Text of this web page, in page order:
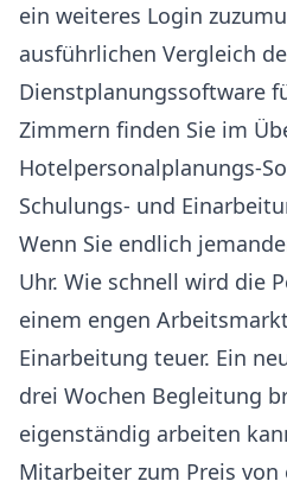
ein weiteres Login
ausführlichen Vergleich
Dienstplanungssoftware
Zimmern finden Sie im
Hotelpersonalplanungs-
Schulungs- und
Wenn Sie endlich
Uhr. Wie schnell wird die
einem engen
Einarbeitung teuer. Ein
drei Wochen Begleitung
eigenständig arbeiten
Mitarbeiter zum Preis von